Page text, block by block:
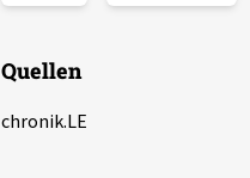
Quellen
chronik.LE